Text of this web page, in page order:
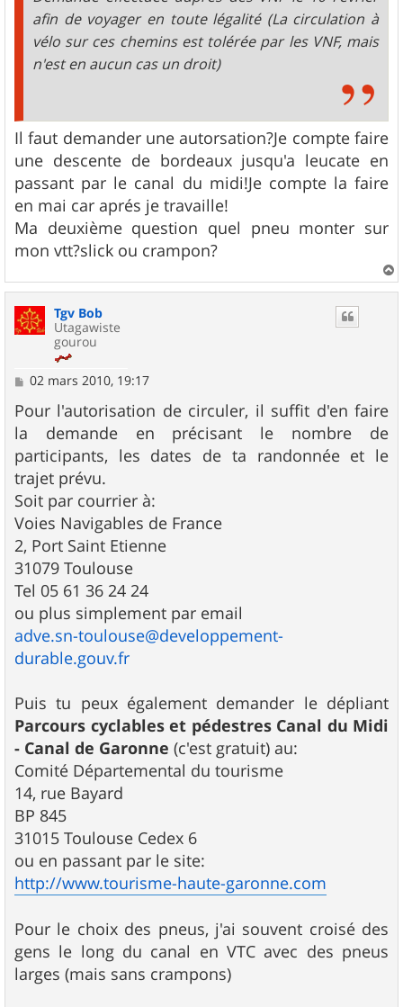
afin de voyager en toute légalité (La circulation à
vélo sur ces chemins est tolérée par les VNF, mais
n'est en aucun cas un droit)
Il faut demander une autorsation?Je compte faire
une descente de bordeaux jusqu'a leucate en
passant par le canal du midi!Je compte la faire
en mai car aprés je travaille!
Ma deuxième question quel pneu monter sur
mon vtt?slick ou crampon?
a
Tgv Bob
Utagawiste
gourou
M
s
s
a
g
e
02 mars 2010, 19:17
Pour l'autorisation de circuler, il suffit d'en faire
la demande en précisant le nombre de
participants, les dates de ta randonnée et le
trajet prévu.
Soit par courrier à:
Voies Navigables de France
2, Port Saint Etienne
31079 Toulouse
Tel 05 61 36 24 24
ou plus simplement par email
adve.sn-toulouse@developpement-
durable.gouv.fr
Puis tu peux également demander le dépliant
Parcours cyclables et pédestres Canal du Midi
- Canal de Garonne (c'est gratuit) au:
Comité Départemental du tourisme
14, rue Bayard
BP 845
31015 Toulouse Cedex 6
ou en passant par le site:
http://www.tourisme-haute-garonne.com
Pour le choix des pneus, j'ai souvent croisé des
gens le long du canal en VTC avec des pneus
larges (mais sans crampons)